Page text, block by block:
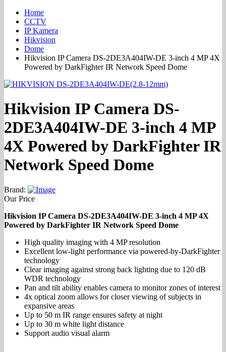
Home
CCTV
IP Kamera
Hikvision
Dome
Hikvision IP Camera DS-2DE3A404IW-DE 3-inch 4 MP 4X
Powered by DarkFighter IR Network Speed Dome
Hikvision IP Camera DS-
2DE3A404IW-DE 3-inch 4 MP
4X Powered by DarkFighter IR
Network Speed Dome
Brand:
Our Price
Hikvision IP Camera DS-2DE3A404IW-DE 3-inch 4 MP 4X
Powered by DarkFighter IR Network Speed Dome
High quality imaging with 4 MP resolution
Excellent low-light performance via powered-by-DarkFighter
technology
Clear imaging against strong back lighting due to 120 dB
WDR technology
Pan and tilt ability enables camera to monitor zones of interest
4x optical zoom allows for closer viewing of subjects in
expansive areas
Up to 50 m IR range ensures safety at night
Up to 30 m white light distance
Support audio visual alarm